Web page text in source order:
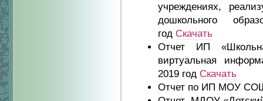
учреждениях,
дошкольного
год Скачать
Отчет ИП
виртуальная
2019 год Скачать
Отчет по ИП МОУ